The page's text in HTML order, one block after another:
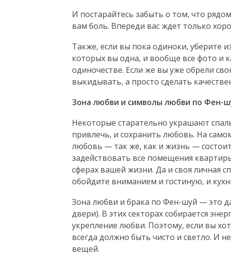
И постарайтесь забыть о том, что
вам боль. Впереди вас ждет только
Также, если вы пока одиноки, уберите
которых вы одна, и вообще все фото и
одиночестве. Если же вы уже обрели
выкидывать, а просто сделать
Зона любви и символы любви по Фен-
Некоторые старательно украшают
привлечь, и сохранить любовь. На
любовь — так же, как и жизнь —
задействовать все помещения
сферах вашей жизни. Да и своя личная
обойдите вниманием и гостиную, и
Зона любви и брака по Фен-шуй — это
двери). В этих секторах собирается
укрепление любви. Поэтому, если вы
всегда должно быть чисто и светло. И
вещей.